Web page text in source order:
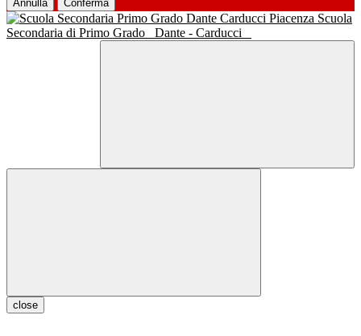
Annulla Conferma
Scuola
Secondaria di Primo Grado
Dante - Carducci
close